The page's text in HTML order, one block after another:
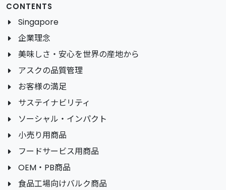
CONTENTS
Singapore
企業理念
美味しさ・安心を世界の産地から
アスクの品質管理
お客様の満足
サステイナビリティ
ソーシャル・インパクト
小売り用商品
フードサービス用商品
OEM・PB商品
食品工場向けバルク商品